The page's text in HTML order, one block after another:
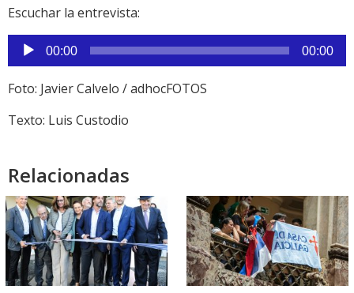
Escuchar la entrevista:
Reproductor
de
audio
00:00 00:00
Foto: Javier Calvelo / adhocFOTOS
Texto: Luis Custodio
Relacionadas